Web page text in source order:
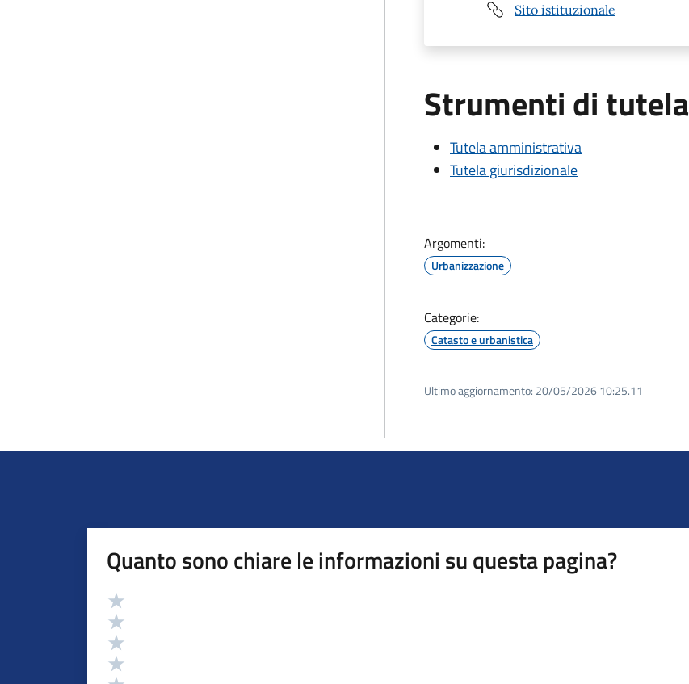
Sito istituzionale
Strumenti di tutela
Tutela amministrativa
Tutela giurisdizionale
Argomenti:
Urbanizzazione
Categorie:
Catasto e urbanistica
Ultimo aggiornamento: 20/05/2026 10:25.11
Quanto sono chiare le informazioni su questa pagina?
Valutazione